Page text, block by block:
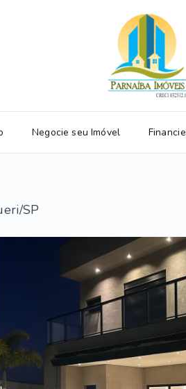
Negocie seu Imóvel Financie
SP